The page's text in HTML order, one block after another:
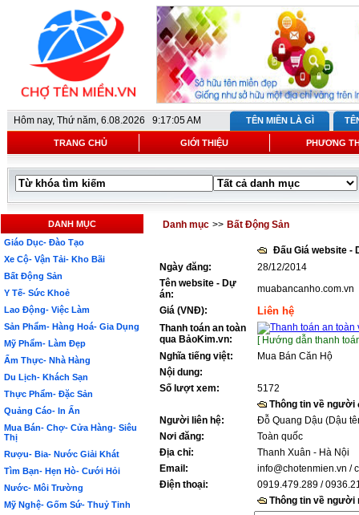
Hôm nay, Thứ năm, 6.08.2026 9:17:05 AM TÊN MIỀN LÀ GÌ
TRANG CHỦ GIỚI THIỆU PHƯƠNG
DANH MỤC
Giáo Dục- Đào Tạo
Xe Cộ- Vận Tải- Kho Bãi
Bất Động Sản
Y Tế- Sức Khoẻ
Lao Động- Việc Làm
Sản Phẩm- Hàng Hoá- Gia Dụng
Mỹ Phẩm- Làm Đẹp
Ẩm Thực- Nhà Hàng
Du Lịch- Khách Sạn
Thực Phẩm- Đặc Sản
Quảng Cáo- In Ấn
Mua Bán- Chợ- Cửa Hàng- Siêu
Thị
Rượu- Bia- Nước Giải Khát
Tìm Bạn- Hẹn Hò- Cưới Hỏi
Nước- Môi Trường
Mỹ Nghệ- Gốm Sứ- Thuỷ Tinh
Danh mục >> Bất Động Sản
Đấu Giá website -
Ngày đăng:
28/12/2014
Tên website - Dự
án:
muabancanho.com.vn
Giá (VNĐ):
Liên hệ
Thanh toán an toàn
qua BảoKim.vn:
[ Hướng dẫn thanh
Nghĩa tiếng việt:
Mua Bán Căn Hộ
Nội dung:
Số lượt xem:
5172
Thông tin về người
Người liên hệ:
Đỗ Quang Dậu (Dậu
Nơi đăng:
Toàn quốc
Địa chỉ:
Thanh Xuân - Hà Nội
Email:
info@chotenmien.vn /
Điện thoại:
0919.479.289 /
Thông tin về người